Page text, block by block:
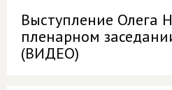
Выступление Олега
пленарном
(ВИДЕО)